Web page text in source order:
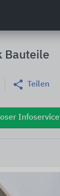
Bauteile
Teilen
Infoservice